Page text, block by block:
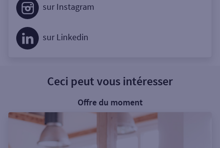
sur Instagram
sur Linkedin
Ceci peut vous intéresser
Offre du moment